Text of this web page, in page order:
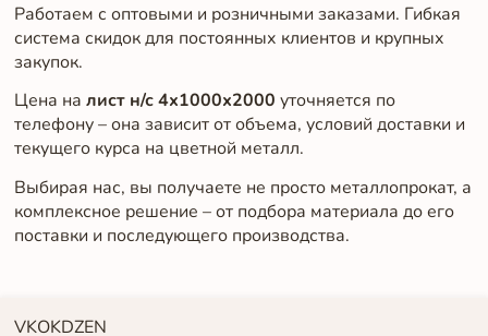
Работаем с оптовыми и розничными заказами. Гибкая
система скидок для постоянных клиентов и крупных
закупок.
Цена на лист н/с 4х1000х2000 уточняется по
телефону – она зависит от объема, условий доставки и
текущего курса на цветной металл.
Выбирая нас, вы получаете не просто металлопрокат, а
комплексное решение – от подбора материала до его
поставки и последующего производства.
VKOKDZEN